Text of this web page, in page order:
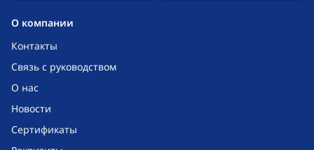
O компании
Контакты
Связь с руководством
О нас
Новости
Сертификаты